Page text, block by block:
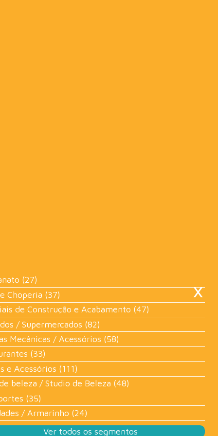
×
(27)
Choperia (37)
de Construção e Acabamento (47)
/ Supermercados (82)
Mecânicas / Acessórios (58)
(33)
e Acessórios (111)
beleza / Studio de Beleza (48)
(35)
/ Armarinho (24)
Ver todos os segmentos